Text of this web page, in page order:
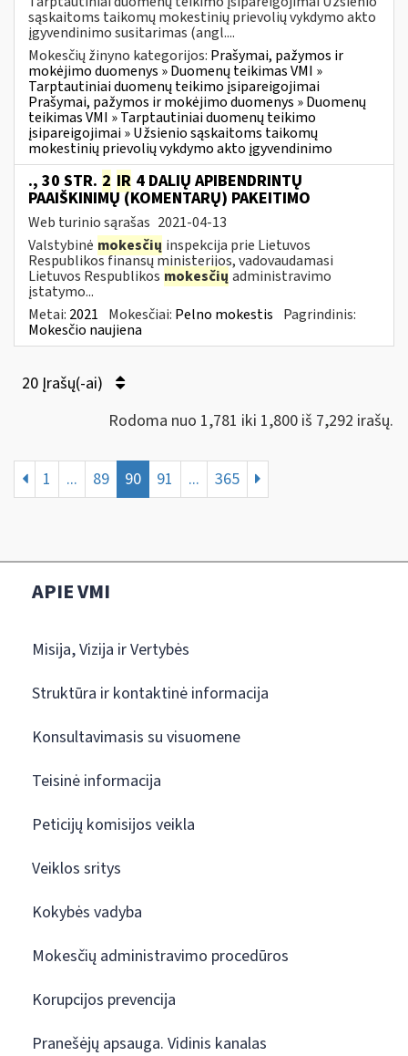
sąskaitoms taikomų mokestinių prievolių vykdymo akto
įgyvendinimo susitarimas (angl....
Mokesčių žinyno kategorijos: Prašymai, pažymos ir
mokėjimo duomenys » Duomenų teikimas VMI »
Tarptautiniai duomenų teikimo įsipareigojimai
Prašymai, pažymos ir mokėjimo duomenys » Duomenų
teikimas VMI » Tarptautiniai duomenų teikimo
įsipareigojimai » Užsienio sąskaitoms taikomų
mokestinių prievolių vykdymo akto įgyvendinimo
., 30 STR. 2 IR 4 DALIŲ APIBENDRINTŲ
PAAIŠKINIMŲ (KOMENTARŲ) PAKEITIMO
Web turinio sąrašas 2021-04-13
Valstybinė mokesčių inspekcija prie Lietuvos
Respublikos finansų ministerijos, vadovaudamasi
Lietuvos Respublikos mokesčių administravimo
įstatymo...
Metai: 2021 Mokesčiai: Pelno mokestis Pagrindinis:
Mokesčio naujiena
20 Įrašų(-ai)
Rodoma nuo 1,781 iki 1,800 iš 7,292 irašų.
1 ... 89 90 91 ... 365
APIE VMI
Misija, Vizija ir Vertybės
Struktūra ir kontaktinė informacija
Konsultavimasis su visuomene
Teisinė informacija
Peticijų komisijos veikla
Veiklos sritys
Kokybės vadyba
Mokesčių administravimo procedūros
Korupcijos prevencija
Pranešėjų apsauga. Vidinis kanalas